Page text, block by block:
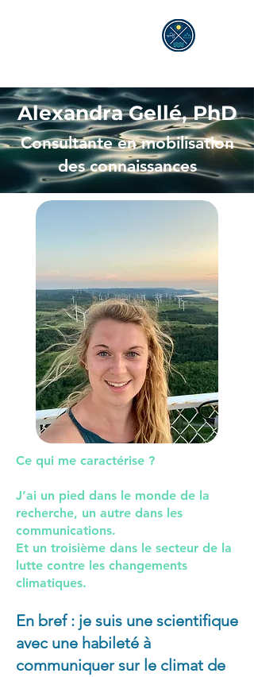
Alexandra Gellé, PhD
Consultante en mobilisation
des connaissances
Ce qui me caractérise ?
J’ai un pied dans le monde de la
recherche, un autre dans les
communications.
Et un troisième dans le secteur de la
lutte contre les changements
climatiques.
En bref : je suis une scientifique
avec une habileté à
communiquer sur le climat de